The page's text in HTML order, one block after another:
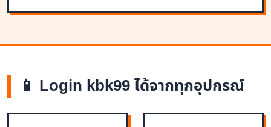
📱 Login kbk99 ได้จากทุกอุปกรณ์